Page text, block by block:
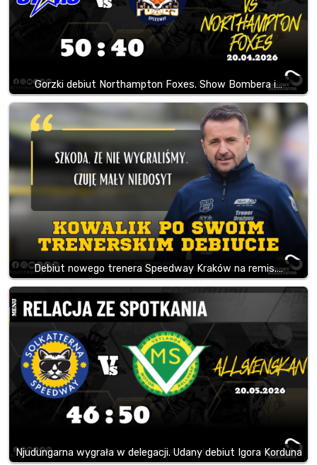
Gorzki debiut Northampton Foxes. Show Bombera i…
Debiut nowego trenera Speedway Kraków na remis.…
Njudungarna wygrała w delegacji. Udany debiut Igora Korduna